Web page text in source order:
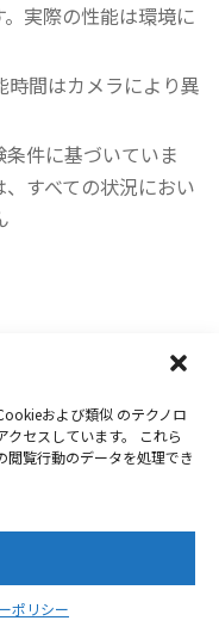
および類似 のテクノロ
セスしています。 これら
閲覧行動のデータを処理でき
ポリシー
実際の性能は環境に
時間はカメラにより異
件に基づいていま
すべての状況におい
用条件